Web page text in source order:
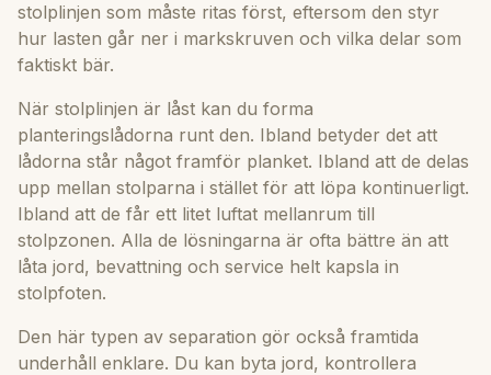
stolplinjen som måste ritas först, eftersom den styr
hur lasten går ner i markskruven och vilka delar som
faktiskt bär.
När stolplinjen är låst kan du forma
planteringslådorna runt den. Ibland betyder det att
lådorna står något framför planket. Ibland att de delas
upp mellan stolparna i stället för att löpa kontinuerligt.
Ibland att de får ett litet luftat mellanrum till
stolpzonen. Alla de lösningarna är ofta bättre än att
låta jord, bevattning och service helt kapsla in
stolpfoten.
Den här typen av separation gör också framtida
underhåll enklare. Du kan byta jord, kontrollera